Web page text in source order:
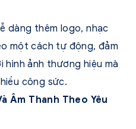
dàng thêm logo, nhạc
một cách tự động, đảm
ảnh thương hiệu mà
công sức.
Âm Thanh Theo Yêu